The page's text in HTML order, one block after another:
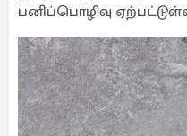
பனிப்பொழிவு